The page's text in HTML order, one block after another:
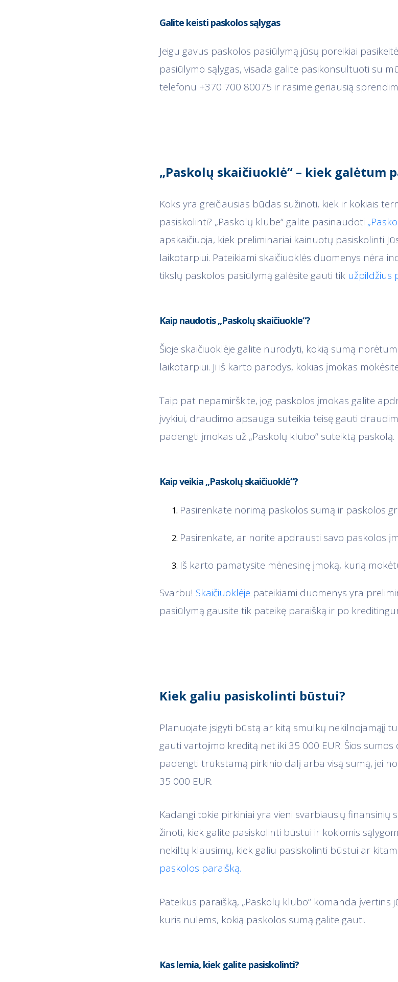
Galite keisti paskolos sąlygas
Jeigu gavus paskolos pasiūlymą jūsų poreikiai
pasiūlymo sąlygas, visada galite pasikonsultuoti su
telefonu +370 700 80075 ir rasime geriausią
„Paskolų skaičiuoklė“ – kiek galėtum
Koks yra greičiausias būdas sužinoti, kiek ir kokiais
pasiskolinti? „Paskolų klube“ galite pasinaudoti
apskaičiuoja, kiek preliminariai kainuotų pasiskolinti
laikotarpiui. Pateikiami skaičiuoklės duomenys nėra
tikslų paskolos pasiūlymą galėsite gauti tik užpildžius
Kaip naudotis „Paskolų skaičiuokle“?
Šioje skaičiuoklėje galite nurodyti, kokią sumą
laikotarpiui. Ji iš karto parodys, kokias įmokas
Taip pat nepamirškite, jog paskolos įmokas galite
įvykiui, draudimo apsauga suteikia teisę gauti
padengti įmokas už „Paskolų klubo“ suteiktą paskolą.
Kaip veikia „Paskolų skaičiuoklė“?
Pasirenkate norimą paskolos sumą ir paskolos
Pasirenkate, ar norite apdrausti savo paskolos
Iš karto pamatysite mėnesinę įmoką, kurią
Svarbu! Skaičiuoklėje pateikiami duomenys yra
pasiūlymą gausite tik pateikę paraišką ir po
Kiek galiu pasiskolinti būstui?
Planuojate įsigyti būstą ar kitą smulkų nekilnojamąjį
gauti vartojimo kreditą net iki 35 000 EUR. Šios
padengti trūkstamą pirkinio dalį arba visą sumą, jei
35 000 EUR.
Kadangi tokie pirkiniai yra vieni svarbiausių finansinių
žinoti, kiek galite pasiskolinti būstui ir kokiomis
nekiltų klausimų, kiek galiu pasiskolinti būstui ar
paskolos paraišką.
Pateikus paraišką, „Paskolų klubo“ komanda įvertins
kuris nulems, kokią paskolos sumą galite gauti.
Kas lemia, kiek galite pasiskolinti?